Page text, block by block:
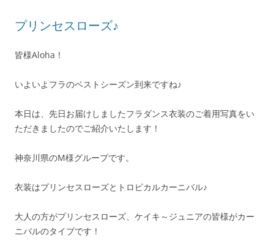
プリンセスローズ♪
皆様Aloha！
いよいよフラのベストシーズン到来ですね♪
本日は、先日お届けしましたフラダンス衣装のご着用写真をい
ただきましたのでご紹介いたします！
神奈川県のM様グループです。
衣装はプリンセスローズとトロピカルカーニバル♪
大人の方がプリンセスローズ、ケイキ～ジュニアの皆様がカー
ニバルのタイプです！